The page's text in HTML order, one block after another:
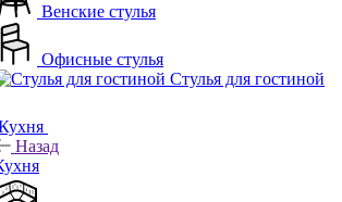
Венские стулья
Офисные стулья
Стулья для гостиной
Назад